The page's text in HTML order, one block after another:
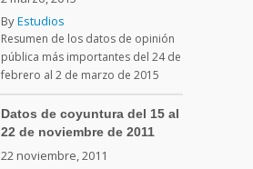
ByEstudios
Resumen de los datos de opinión
pública más importantes del 24 de
febrero al 2 de marzo de 2015
Datos de coyuntura del 15 al
22 de noviembre de 2011
22 noviembre, 2011